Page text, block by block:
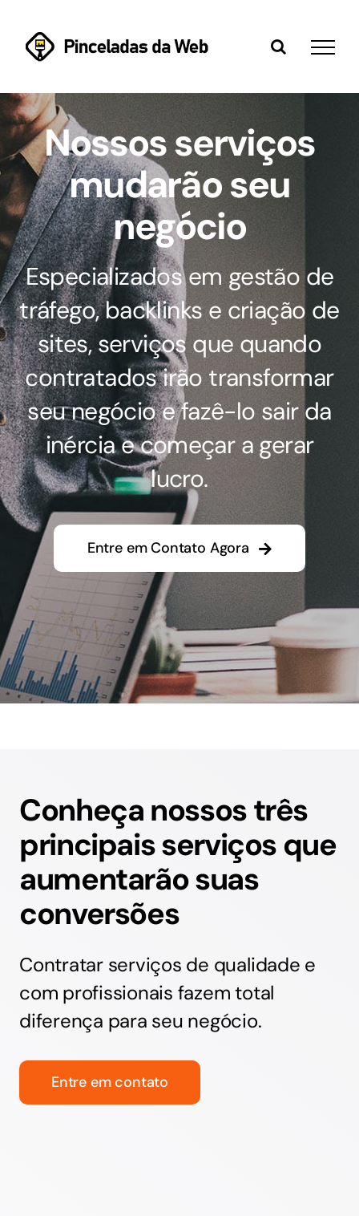
para
conteúdo
Nossos serviços
mudarão seu
negócio
Especializados em gestão de
tráfego, backlinks e criação de
sites, serviços que quando
contratados irão transformar
seu negócio e fazê-lo sair da
inércia e começar a gerar
lucro.
Entre em Contato Agora
Conheça nossos três
principais serviços que
aumentarão suas
conversões
Contratar serviços de qualidade e
com profissionais fazem total
diferença para seu negócio.
Entre em contato